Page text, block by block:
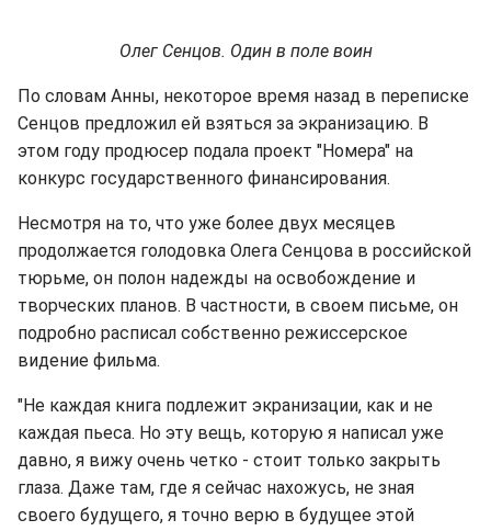
Олег Сенцов. Один в поле воин
По словам Анны, некоторое время назад в переписке
Сенцов предложил ей взяться за экранизацию. В
этом году продюсер подала проект "Номера" на
конкурс государственного финансирования.
Несмотря на то, что уже более двух месяцев
продолжается голодовка Олега Сенцова в российской
тюрьме, он полон надежды на освобождение и
творческих планов. В частности, в своем письме, он
подробно расписал собственно режиссерское
видение фильма.
"Не каждая книга подлежит экранизации, как и не
каждая пьеса. Но эту вещь, которую я написал уже
давно, я вижу очень четко - стоит только закрыть
глаза. Даже там, где я сейчас нахожусь, не зная
своего будущего, я точно верю в будущее этой